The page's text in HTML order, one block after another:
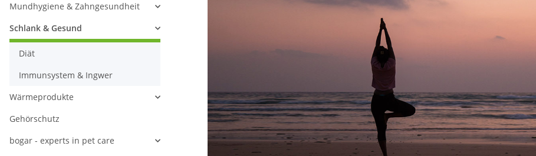
Mundhygiene & Zahngesundheit
Schlank & Gesund
Diät
Immunsystem & Ingwer
Wärmeprodukte
Gehörschutz
bogar - experts in pet care